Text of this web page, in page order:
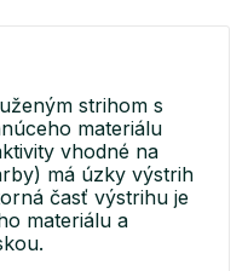
strihom s
materiálu
vhodné na
má úzky výstrih
časť výstrihu je
materiálu a